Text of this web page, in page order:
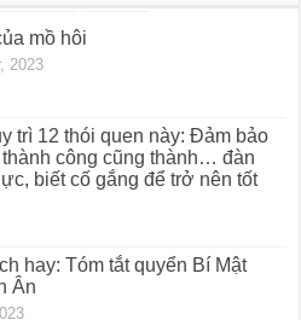
mồ hôi
2023
trì 12 thói quen này: Đảm bảo
thành công cũng thành… đàn
biết cố gắng để trở nên tốt
hay: Tóm tắt quyển Bí Mật
Ân